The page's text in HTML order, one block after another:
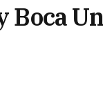
Boca